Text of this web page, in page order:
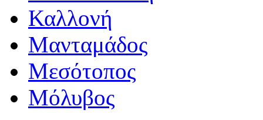
Καλλονή
Μανταμάδος
Μεσότοπος
Μόλυβος